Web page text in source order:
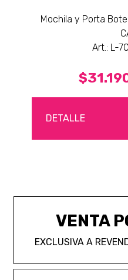
Mochila y Porta
Art.: L-
DETALLE
VENTA
EXCLUSIVA A